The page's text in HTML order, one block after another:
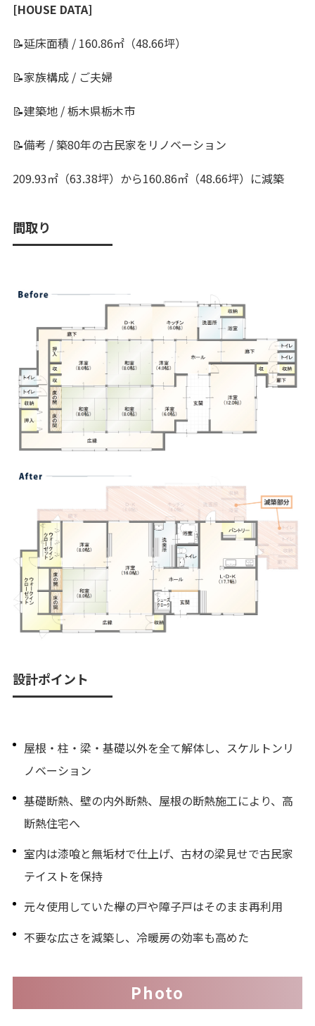
[HOUSE DATA]
📝延床面積 / 160.86㎡（48.66坪）
📝家族構成 / ご夫婦
📝建築地 / 栃木県栃木市
📝備考 / 築80年の古民家をリノベーション
209.93㎡（63.38坪）から160.86㎡（48.66坪）に減築
間取り
設計ポイント
屋根・柱・梁・基礎以外を全て解体し、スケルトンリ
ノベーション
基礎断熱、壁の内外断熱、屋根の断熱施工により、高
断熱住宅へ
室内は漆喰と無垢材で仕上げ、古材の梁見せで古民家
テイストを保持
元々使用していた欅の戸や障子戸はそのまま再利用
不要な広さを減築し、冷暖房の効率も高めた
Photo